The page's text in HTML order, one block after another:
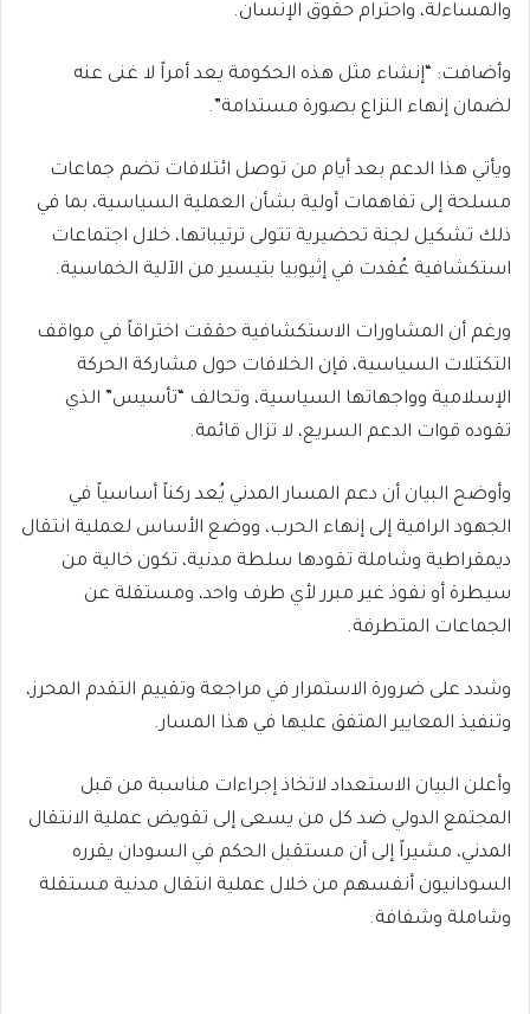
والمساءلة، واحترام حقوق الإنسان.
وأضافت: “إنشاء مثل هذه الحكومة يعد أمراً لا غنى عنه
لضمان إنهاء النزاع بصورة مستدامة”.
ويأتي هذا الدعم بعد أيام من توصل ائتلافات تضم جماعات
مسلحة إلى تفاهمات أولية بشأن العملية السياسية، بما في
ذلك تشكيل لجنة تحضيرية تتولى ترتيباتها، خلال اجتماعات
استكشافية عُقدت في إثيوبيا بتيسير من الآلية الخماسية.
ورغم أن المشاورات الاستكشافية حققت اختراقاً في مواقف
التكتلات السياسية، فإن الخلافات حول مشاركة الحركة
الإسلامية وواجهاتها السياسية، وتحالف “تأسيس” الذي
تقوده قوات الدعم السريع، لا تزال قائمة.
وأوضح البيان أن دعم المسار المدني يُعد ركناً أساسياً في
الجهود الرامية إلى إنهاء الحرب، ووضع الأساس لعملية انتقال
ديمقراطية وشاملة تقودها سلطة مدنية، تكون خالية من
سيطرة أو نفوذ غير مبرر لأي طرف واحد، ومستقلة عن
الجماعات المتطرفة.
وشدد على ضرورة الاستمرار في مراجعة وتقييم التقدم المحرز،
وتنفيذ المعايير المتفق عليها في هذا المسار.
وأعلن البيان الاستعداد لاتخاذ إجراءات مناسبة من قبل
المجتمع الدولي ضد كل من يسعى إلى تقويض عملية الانتقال
المدني، مشيراً إلى أن مستقبل الحكم في السودان يقرره
السودانيون أنفسهم من خلال عملية انتقال مدنية مستقلة
وشاملة وشفافة.